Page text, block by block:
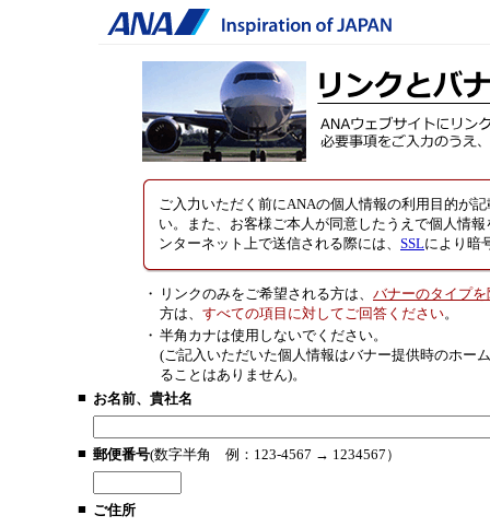
ご入力いただく前にANAの個人情報の利用目的が
い。また、お客様ご本人が同意したうえで個人情
ンターネット上で送信される際には、 SSLにより暗
・ リンクのみをご希望される方は、 バナーのタイプを
方は、 すべての項目に対してご回答ください。
・ 半角カナは使用しないでください。
(ご記入いただいた個人情報はバナー提供時のホー
ることはありません)。
■ お名前、貴社名
■ 郵便番号(数字半角 例：123-4567 → 1234567）
■ ご住所